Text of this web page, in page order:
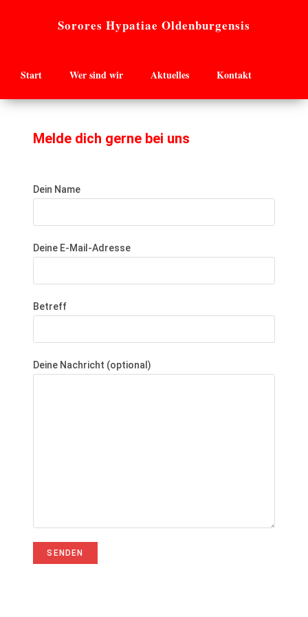
Sorores Hypatiae Oldenburgensis
Start Wer sind wir Aktuelles Kontakt
Melde dich gerne bei uns
Dein Name
Deine E-Mail-Adresse
Betreff
Deine Nachricht (optional)